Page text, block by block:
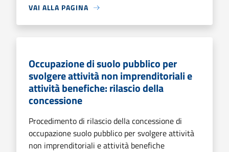
VAI ALLA PAGINA
Occupazione di suolo pubblico per
svolgere attività non imprenditoriali e
attività benefiche: rilascio della
concessione
Procedimento di rilascio della concessione di
occupazione suolo pubblico per svolgere attività
non imprenditoriali e attività benefiche